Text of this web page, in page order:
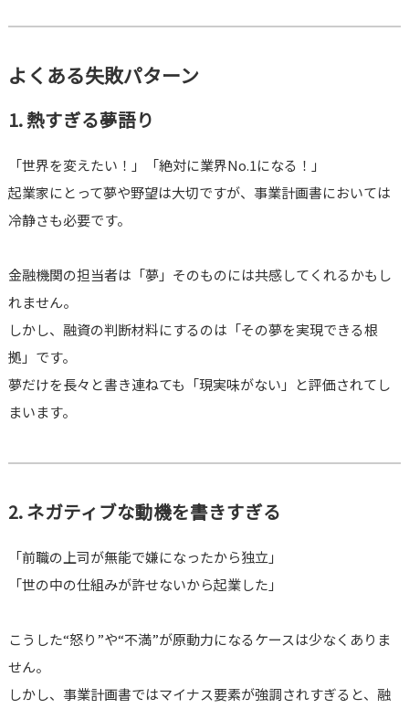
よくある失敗パターン
1. 熱すぎる夢語り
「世界を変えたい！」「絶対に業界No.1になる！」
起業家にとって夢や野望は大切ですが、事業計画書においては
冷静さも必要です。
金融機関の担当者は「夢」そのものには共感してくれるかもし
れません。
しかし、融資の判断材料にするのは「その夢を実現できる根
拠」です。
夢だけを長々と書き連ねても「現実味がない」と評価されてし
まいます。
2. ネガティブな動機を書きすぎる
「前職の上司が無能で嫌になったから独立」
「世の中の仕組みが許せないから起業した」
こうした“怒り”や“不満”が原動力になるケースは少なくありま
せん。
しかし、事業計画書ではマイナス要素が強調されすぎると、融